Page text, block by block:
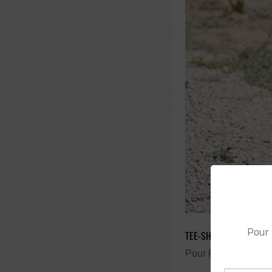
TEE-SHIRT ANTI UV
Pour Pipou, nous